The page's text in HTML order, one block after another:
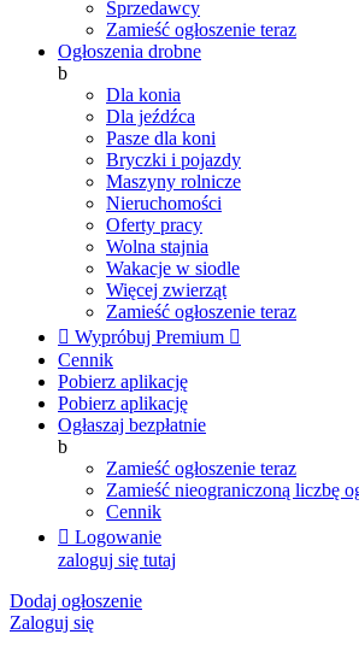
Sprzedawcy
Zamieść ogłoszenie teraz
Ogłoszenia drobne
b
Dla konia
Dla jeźdźca
Pasze dla koni
Bryczki i pojazdy
Maszyny rolnicze
Nieruchomości
Oferty pracy
Wolna stajnia
Wakacje w siodle
Więcej zwierząt
Zamieść ogłoszenie teraz
 Wypróbuj Premium 
Cennik
Pobierz aplikację
Pobierz aplikację
Ogłaszaj bezpłatnie
b
Zamieść ogłoszenie teraz
Zamieść nieograniczoną liczbę
Cennik
 Logowanie
zaloguj się tutaj
Dodaj ogłoszenie
Zaloguj się